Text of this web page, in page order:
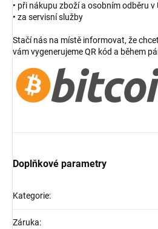
• při nákupu zboží a osobním odběru
• za servisní služby
Stačí nás na místě informovat, že
vám vygenerujeme QR kód a během
Doplňkové parametry
Kategorie:
Záruka: